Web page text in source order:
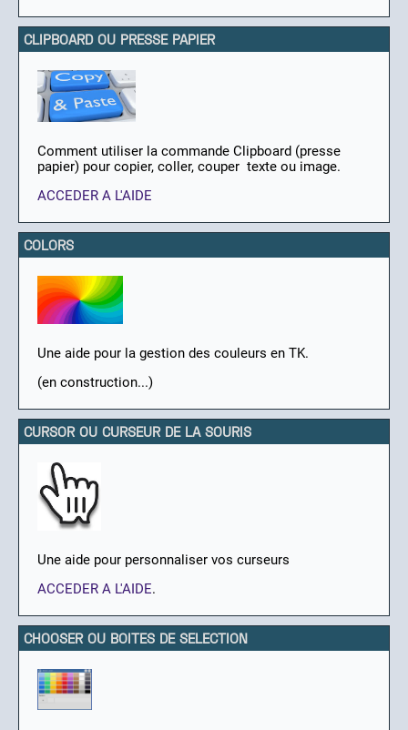
CLIPBOARD OU PRESSE PAPIER
Comment utiliser la commande Clipboard (presse
papier) pour copier, coller, couper texte ou image.
ACCEDER A L'AIDE
COLORS
Une aide pour la gestion des couleurs en TK.
(en construction...)
CURSOR OU CURSEUR DE LA SOURIS
Une aide pour personnaliser vos curseurs
ACCEDER A L'AIDE.
CHOOSER OU BOITES DE SELECTION